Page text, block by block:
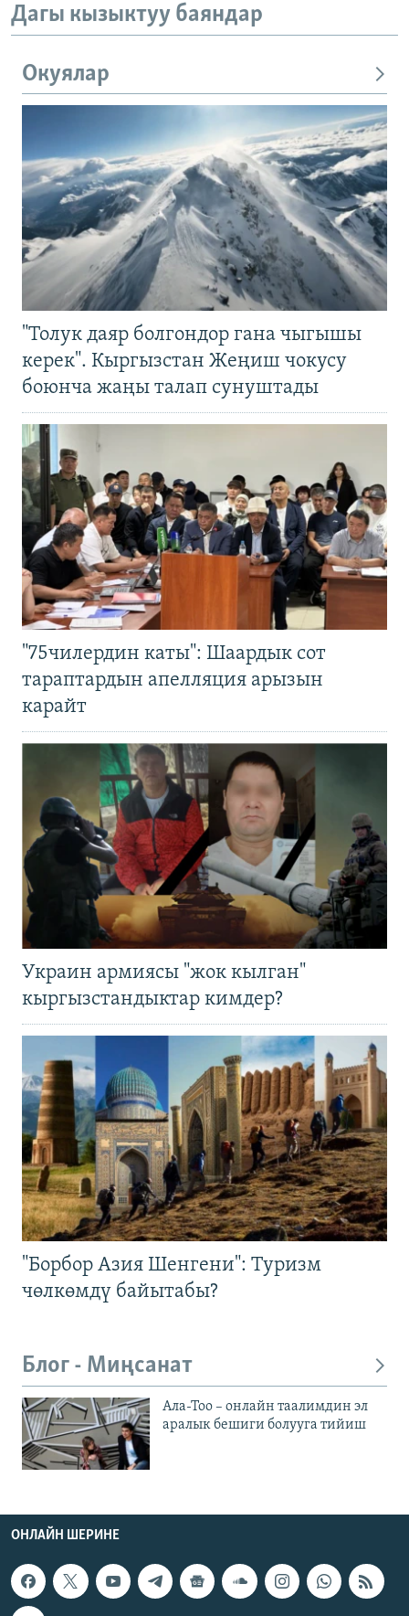
Дагы кызыктуу баяндар
Окуялар
"Толук даяр болгондор гана чыгышы
керек". Кыргызстан Жеңиш чокусу
боюнча жаңы талап сунуштады
"75чилердин каты": Шаардык сот
тараптардын апелляция арызын
карайт
Украин армиясы "жок кылган"
кыргызстандыктар кимдер?
"Борбор Азия Шенгени": Туризм
чөлкөмдү байытабы?
Блог - Миңсанат
Ала-Тоо – онлайн таалимдин эл
аралык бешиги болууга тийиш
ОНЛАЙН ШЕРИНЕ